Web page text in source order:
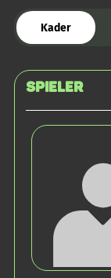
Kader
Spieler